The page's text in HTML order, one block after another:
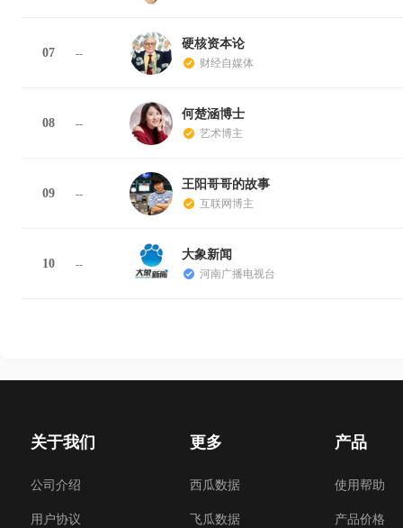
07 --
硬核资本论
财经自媒体
08 --
何楚涵博士
艺术博主
09 --
王阳哥哥的故事
互联网博主
10 --
大象新闻
河南广播电视台
关于我们
公司介绍
用户协议
更多
西瓜数据
飞瓜数据
产品
使用帮助
产品价格